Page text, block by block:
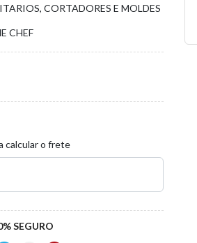
CORTADORES E MOLDES
CHEF
calcular o frete
SEGURO